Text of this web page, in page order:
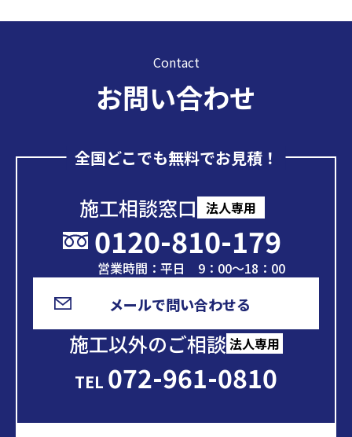
Contact
お問い合わせ
全国どこでも無料でお見積！
施工相談窓口 法人専用
0120-810-179
営業時間：平日 9：00～18：00
メールで問い合わせる
施工以外のご相談 法人専用
TEL 072-961-0810